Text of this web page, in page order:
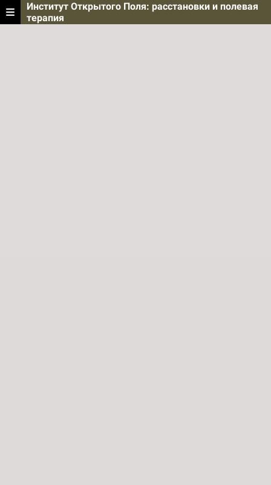
Институт Открытого Поля: расстановки и полевая
терапия